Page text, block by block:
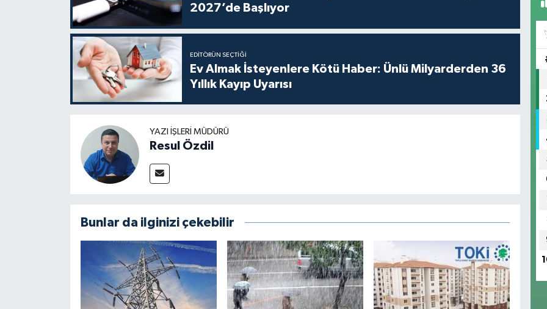
2027’de Başlıyor
EDITÖRÜN SEÇTIĞI
Ev Almak İsteyenlere Kötü Haber: Ünlü Milyarderden 36
Yıllık Kayıp Uyarısı
YAZI İŞLERI MÜDÜRÜ
Resul Özdil
Bunlar da ilginizi çekebilir